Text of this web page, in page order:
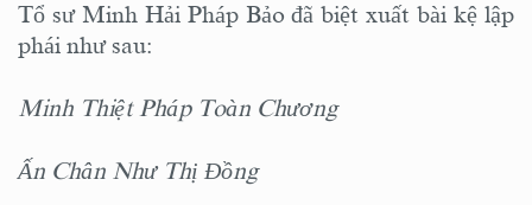
Tổ sư Minh Hải Pháp Bảo đã biệt xuất bài kệ lập
phái như sau:
Minh Thiệt Pháp Toàn Chương
Ấn Chân Như Thị Đồng